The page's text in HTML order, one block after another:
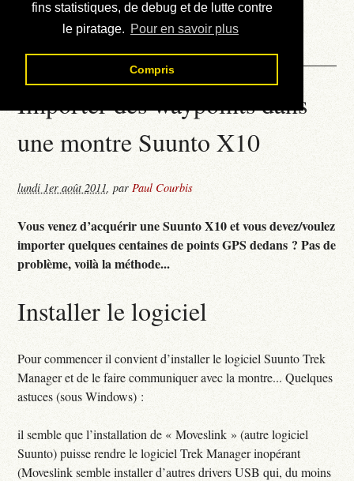
fins statistiques, de debug et de lutte contre
le piratage. Pour en savoir plus
Compris
Téléchargement
Contact
Importer des waypoints dans
une montre Suunto X10
lundi 1er août 2011,parPaul Courbis
Vous venez d’acquérir une Suunto X10 et vous devez/voulez
importer quelques centaines de points GPS dedans ? Pas de
problème, voilà la méthode...
Installer le logiciel
Pour commencer il convient d’installer le logiciel Suunto Trek
Manager et de le faire communiquer avec la montre... Quelques
astuces (sous Windows) :
il semble que l’installation de « Moveslink » (autre logiciel
Suunto) puisse rendre le logiciel Trek Manager inopérant
(Moveslink semble installer d’autres drivers USB qui, du moins